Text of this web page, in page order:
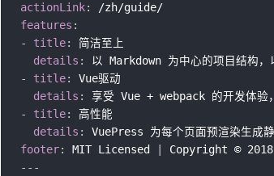
actionLink:
features :
-
title:
简洁至上
details :
-
title:
Vue驱动
details :
-
title:
高性能
details :
footer: MIT Licensed Copyright © 2018
---